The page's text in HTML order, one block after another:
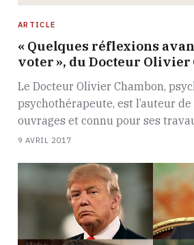
ARTICLE
« Quelques réflexions
voter », du Docteur Olivier
Le Docteur Olivier Chambon,
psychothérapeute, est l’auteur
ouvrages et connu pour ses
9 AVRIL 2017